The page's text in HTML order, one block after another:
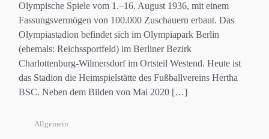
Olympische Spiele vom 1.–16. August 1936, mit einem
Fassungsvermögen von 100.000 Zuschauern erbaut. Das
Olympiastadion befindet sich im Olympiapark Berlin
(ehemals: Reichssportfeld) im Berliner Bezirk
Charlottenburg-Wilmersdorf im Ortsteil Westend. Heute ist
das Stadion die Heimspielstätte des Fußballvereins Hertha
BSC. Neben dem Bilden von Mai 2020 […]
Allgemein